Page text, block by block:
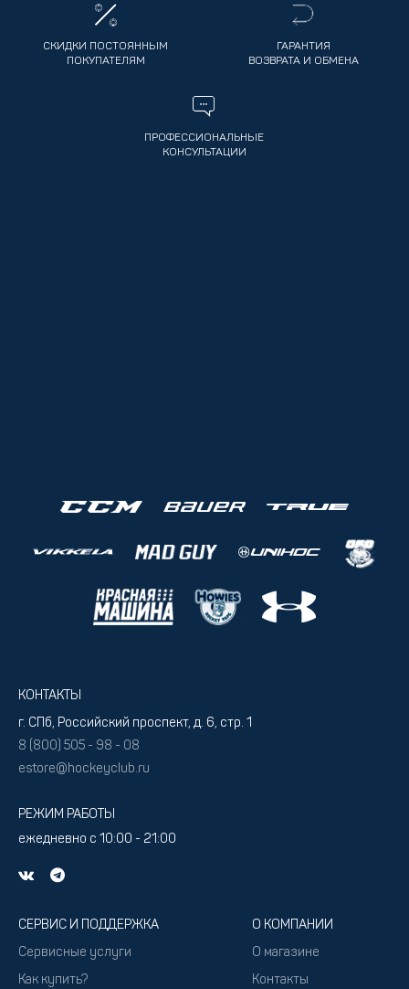
СКИДКИ ПОСТОЯННЫМ
ПОКУПАТЕЛЯМ
ГАРАНТИЯ
ВОЗВРАТА И ОБМЕНА
ПРОФЕССИОНАЛЬНЫЕ
КОНСУЛЬТАЦИИ
КОНТАКТЫ
г. СПб, Российский проспект, д. 6, стр. 1
8 (800) 505 - 98 - 08
estore@hockeyclub.ru
РЕЖИМ РАБОТЫ
ежедневно с 10:00 - 21:00
СЕРВИС И ПОДДЕРЖКА
Сервисные услуги
Как купить?
О КОМПАНИИ
О магазине
Контакты